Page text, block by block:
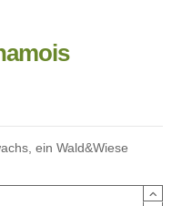
ein Wald&Wiese